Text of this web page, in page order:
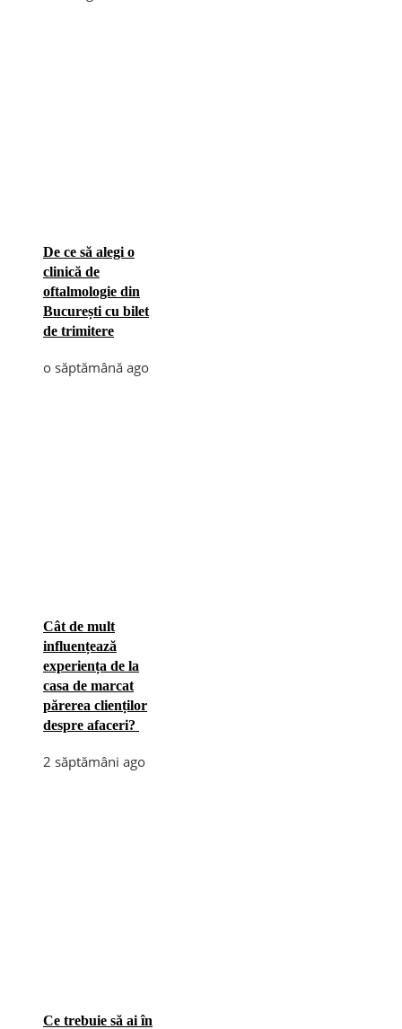
De ce să alegi o
clinică de
oftalmologie din
București cu bilet
de trimitere
o săptămână ago
Cât de mult
influențează
experiența de la
casa de marcat
părerea clienților
despre afaceri?
2 săptămâni ago
Ce trebuie să ai în